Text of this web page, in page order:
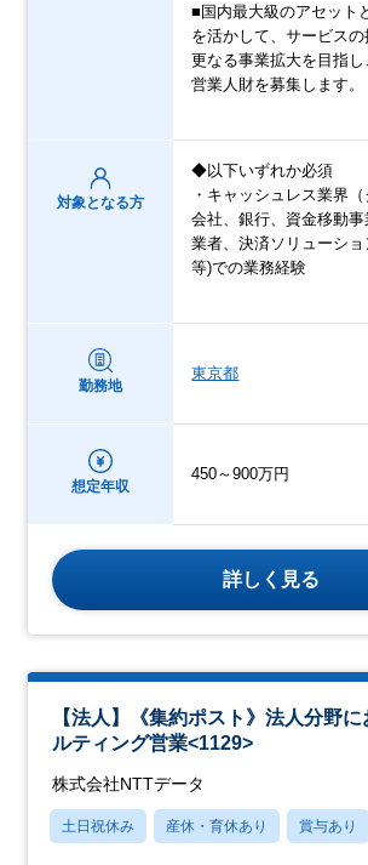
■国内最大級のアセット
を活かして、サービス
更なる事業拡大を目指
営業人財を募集します。
対象となる方
◆以下いずれか必須
・キャッシュレス業界
会社、銀行、資金移動
業者、決済ソリューショ
等)での業務経験
勤務地
東京都
想定年収
450～900万円
詳しく見る
【法人】《集約ポスト》法人分野
ルティング営業<1129>
株式会社NTTデータ
土日祝休み 産休・育休あり 賞与あり